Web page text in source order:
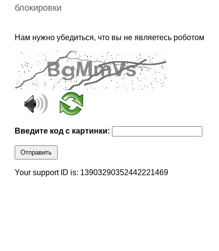
блокировки
Нам нужно убедиться, что вы не являетесь роботом
Введите код с картинки:
Отправить
Your support ID is: 13903290352442221469